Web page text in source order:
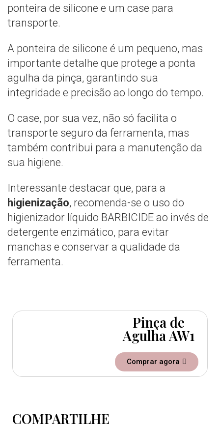
ponteira de silicone e um case para
transporte.
A ponteira de silicone é um pequeno, mas
importante detalhe que protege a ponta
agulha da pinça, garantindo sua
integridade e precisão ao longo do tempo.
O case, por sua vez, não só facilita o
transporte seguro da ferramenta, mas
também contribui para a manutenção da
sua higiene.
Interessante destacar que, para a
higienização, recomenda-se o uso do
higienizador líquido BARBICIDE ao invés de
detergente enzimático, para evitar
manchas e conservar a qualidade da
ferramenta.
Pinça de
Agulha AW1
Comprar agora
COMPARTILHE